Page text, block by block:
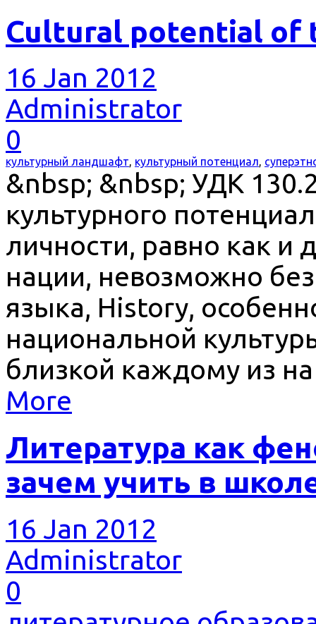
Cultural potential of
16 Jan 2012
Administrator
0
культурный ландшафт, культурный потенциал,
&nbsp; &nbsp; УДК
культурного
личности, равно как и
нации, невозможно
языка, History,
национальной
близкой каждому из на
More
Литература как
зачем учить в
16 Jan 2012
Administrator
0